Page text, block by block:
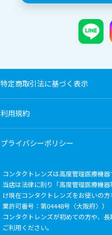
特定商取引法に基づく表示
利用規約
プライバシーポリシー
コンタクトレンズは高度管理医療機器
当店は法律に則り「高度管理医療機
け現在コンタクトレンズをお使いの
業許可番号：第04448号〈大阪府〉）
コンタクトレンズが初めての方や、
ご利用ください。